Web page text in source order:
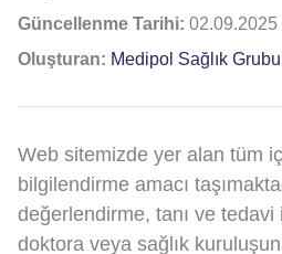
Güncellenme Tarihi: 02.09.2025
Oluşturan: Medipol Sağlık
Web sitemizde yer alan tüm
bilgilendirme amacı
değerlendirme, tanı ve
doktora veya sağlık